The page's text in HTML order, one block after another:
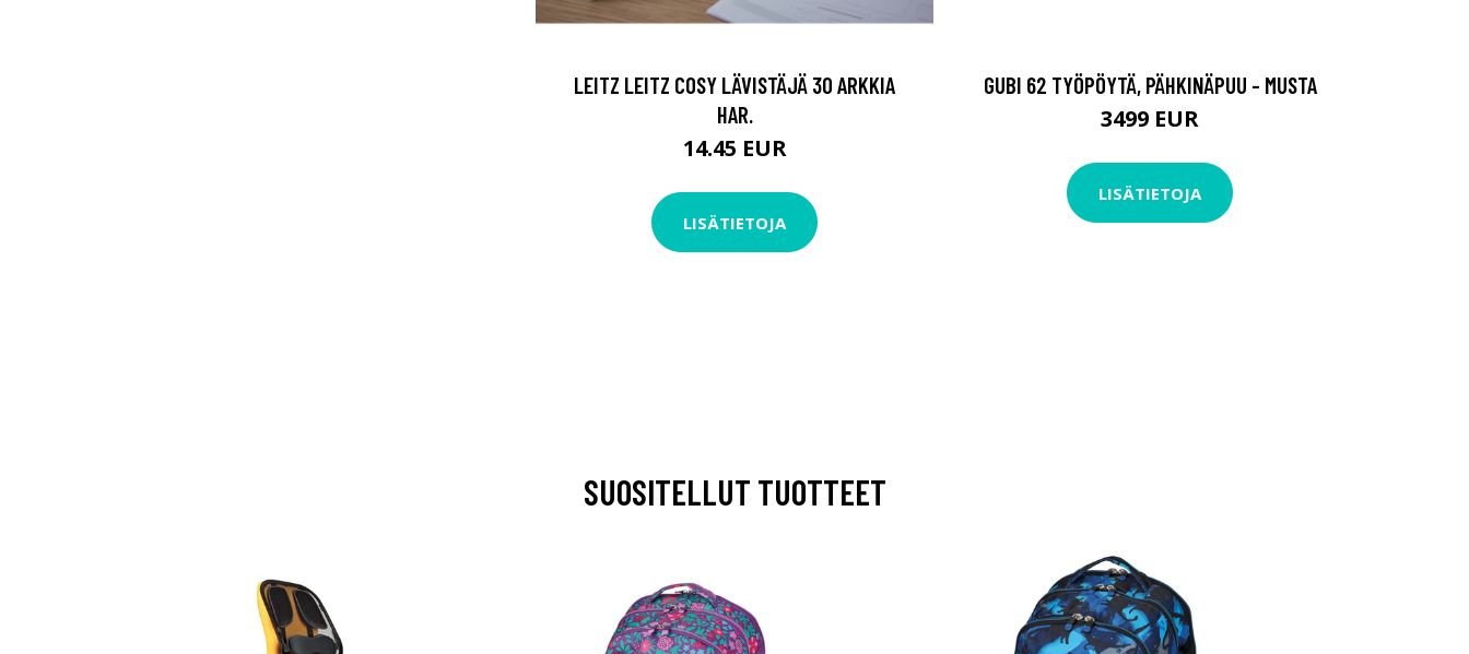
LEITZ LEITZ COSY LÄVISTÄJÄ 30 ARKKIA
HAR.
14.45 EUR
LISÄTIETOJA
GUBI 62 TYÖPÖYTÄ, PÄHKINÄPUU - MUSTA
3499 EUR
LISÄTIETOJA
SUOSITELLUT TUOTTEET